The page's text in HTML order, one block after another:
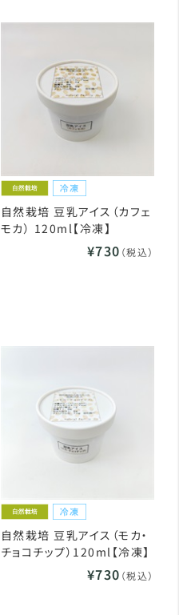
自然栽培 豆乳アイス（カフェ
モカ） 120ml【冷凍】
¥730 （税込）
自然栽培 豆乳アイス（モカ・
チョコチップ）120ml【冷凍】
¥730 （税込）